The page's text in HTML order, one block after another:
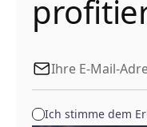
Ich stimme dem